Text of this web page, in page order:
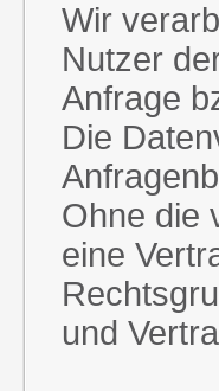
Wir
Nutzer
Anfrage
Die
Ohne die
eine
und